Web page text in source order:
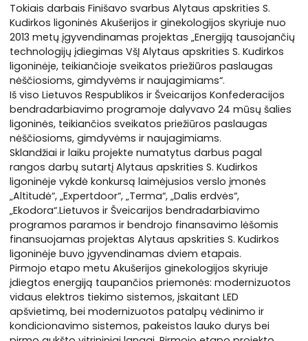
Tokiais darbais Finišavo svarbus Alytaus apskrities S.
Kudirkos ligoninės Akušerijos ir ginekologijos skyriuje nuo
2013 metų įgyvendinamas projektas „Energiją tausojančių
technologijų įdiegimas VšĮ Alytaus apskrities S. Kudirkos
ligoninėje, teikiančioje sveikatos priežiūros paslaugas
nėščiosioms, gimdyvėms ir naujagimiams“.
Iš viso Lietuvos Respublikos ir Šveicarijos Konfederacijos
bendradarbiavimo programoje dalyvavo 24 mūsų šalies
ligoninės, teikiančios sveikatos priežiūros paslaugas
nėščiosioms, gimdyvėms ir naujagimiams.
Sklandžiai ir laiku projekte numatytus darbus pagal
rangos darbų sutartį Alytaus apskrities S. Kudirkos
ligoninėje vykdė konkursą laimėjusios verslo įmonės
„Altitudė“, „Expertdoor“, „Terma“, „Dalis erdvės“,
„Ekodora“.Lietuvos ir Šveicarijos bendradarbiavimo
programos paramos ir bendrojo finansavimo lėšomis
finansuojamas projektas Alytaus apskrities S. Kudirkos
ligoninėje buvo įgyvendinamas dviem etapais.
Pirmojo etapo metu Akušerijos ginekologijos skyriuje
įdiegtos energiją taupančios priemonės: modernizuotos
vidaus elektros tiekimo sistemos, įskaitant LED
apšvietimą, bei modernizuotos patalpų vėdinimo ir
kondicionavimo sistemos, pakeistos lauko durys bei